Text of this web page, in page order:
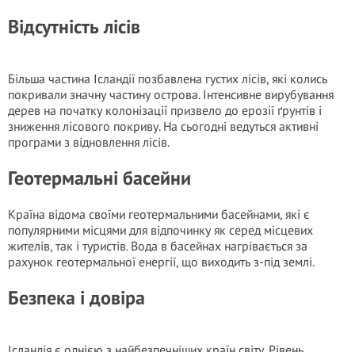
Відсутність лісів
Більша частина Ісландії позбавлена густих лісів, які колись
покривали значну частину острова. Інтенсивне вирубування
дерев на початку колонізації призвело до ерозії ґрунтів і
зниження лісового покриву. На сьогодні ведуться активні
програми з відновлення лісів.
Геотермальні басейни
Країна відома своїми геотермальними басейнами, які є
популярними місцями для відпочинку як серед місцевих
жителів, так і туристів. Вода в басейнах нагрівається за
рахунок геотермальної енергії, що виходить з-під землі.
Безпека і довіра